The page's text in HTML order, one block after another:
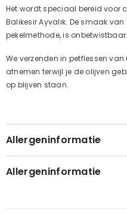
Het wordt speciaal bereid voor
Balikesir Ayvalık. De smaak
pekelmethode, is onbetwistbaar.
We verzenden in petflessen
afnemen terwijl je de olijven
op blijven staan.
Allergeninformatie
Allergeninformatie